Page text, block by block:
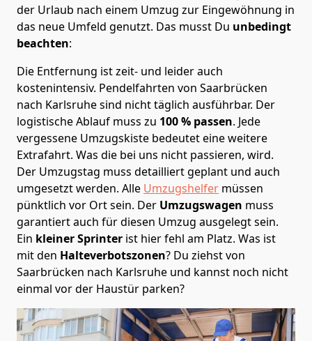
der Urlaub nach einem Umzug zur Eingewöhnung in
das neue Umfeld genutzt. Das musst Du unbedingt
beachten:
Die Entfernung ist zeit- und leider auch
kostenintensiv. Pendelfahrten von Saarbrücken
nach Karlsruhe sind nicht täglich ausführbar. Der
logistische Ablauf muss zu 100 % passen. Jede
vergessene Umzugskiste bedeutet eine weitere
Extrafahrt. Was die bei uns nicht passieren, wird.
Der Umzugstag muss detailliert geplant und auch
umgesetzt werden. Alle Umzugshelfer müssen
pünktlich vor Ort sein. Der Umzugswagen muss
garantiert auch für diesen Umzug ausgelegt sein.
Ein kleiner Sprinter ist hier fehl am Platz. Was ist
mit den Halteverbotszonen? Du ziehst von
Saarbrücken nach Karlsruhe und kannst noch nicht
einmal vor der Haustür parken?